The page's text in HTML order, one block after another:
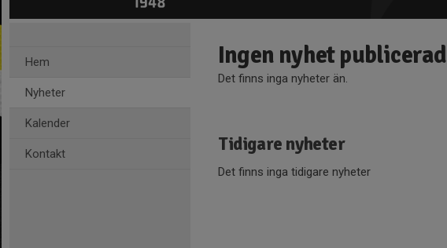
Hem
Nyheter
Kalender
Kontakt
Ingen nyhet publicerad
Det finns inga nyheter än.
Tidigare nyheter
Det finns inga tidigare nyheter